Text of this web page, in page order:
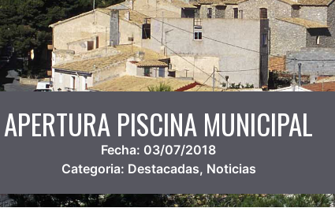
APERTURA PISCINA MUNICIPAL
Fecha: 03/07/2018
Categoria: Destacadas, Noticias